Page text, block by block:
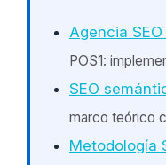
Agencia
POS1:
SEO
marco teórico
Metodología